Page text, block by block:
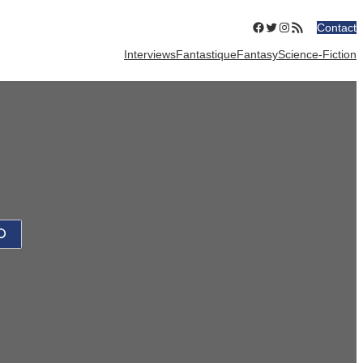
Facebook
Twitter
Instagram
Flux RSSContact
InterviewsFantastiqueFantasyScience-Fiction